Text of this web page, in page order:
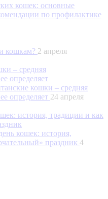
кошек: основные
по профилактике
кошкам? 2 апреля
кошки – средняя
определяет 24 апреля
кошек: история,
праздник 4